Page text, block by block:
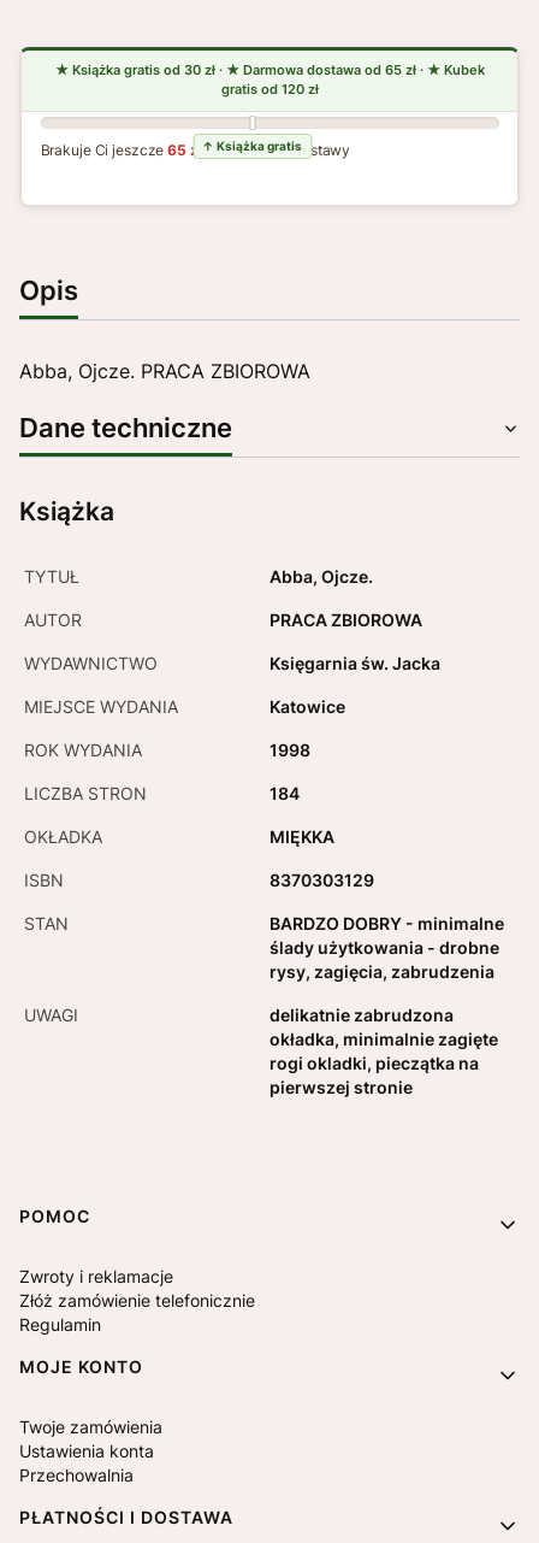
Brakuje Ci jeszcze65 zł do darmowej dostawy
Opis
Abba, Ojcze. PRACA ZBIOROWA
Dane techniczne
Książka
TYTUŁ Abba, Ojcze.
AUTOR PRACA ZBIOROWA
WYDAWNICTWO Księgarnia św. Jacka
MIEJSCE WYDANIA Katowice
ROK WYDANIA 1998
LICZBA STRON 184
OKŁADKA MIĘKKA
ISBN 8370303129
STAN
BARDZO DOBRY - minimalne
ślady użytkowania - drobne
rysy, zagięcia, zabrudzenia
UWAGI
delikatnie zabrudzona
okładka, minimalnie zagięte
rogi okladki, pieczątka na
pierwszej stronie
Linki w stopce
POMOC
Zwroty i reklamacje
Złóż zamówienie telefonicznie
Regulamin
MOJE KONTO
Twoje zamówienia
Ustawienia konta
Przechowalnia
PŁATNOŚCI I DOSTAWA